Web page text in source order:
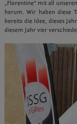
„Florentine“ mit all
herum. Wir haben diese
bereits die Idee, dieses
diesem Jahr vier